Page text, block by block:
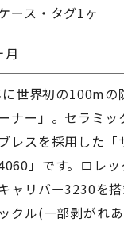
ース・タグ1ヶ
月
世界初の100mの
ナー」。セラミ
レスを採用した「
」です。ロレ
ャリバー3230を
クル(一部剥がれ